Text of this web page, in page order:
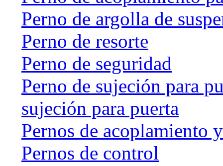
Perno de argolla de
Perno de resorte
Perno de seguridad
Perno de sujeción para
sujeción para puerta
Pernos de acoplamiento
Pernos de control